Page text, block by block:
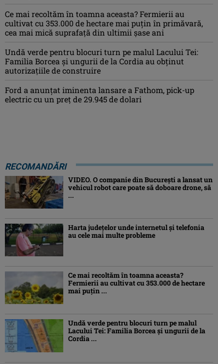
Ce mai recoltăm în toamna aceasta? Fermierii au
cultivat cu 353.000 de hectare mai puțin în primăvară,
cea mai mică suprafață din ultimii șase ani
Undă verde pentru blocuri turn pe malul Lacului Tei:
Familia Borcea și ungurii de la Cordia au obținut
autorizațiile de construire
Ford a anunțat iminenta lansare a Fathom, pick-up
electric cu un preț de 29.945 de dolari
RECOMANDĂRI
VIDEO. O companie din București a lansat un
vehicul robot care poate să doboare drone, să
...
Harta județelor unde internetul și telefonia
au cele mai multe probleme
Ce mai recoltăm în toamna aceasta?
Fermierii au cultivat cu 353.000 de hectare
mai puțin ...
Undă verde pentru blocuri turn pe malul
Lacului Tei: Familia Borcea și ungurii de la
Cordia ...